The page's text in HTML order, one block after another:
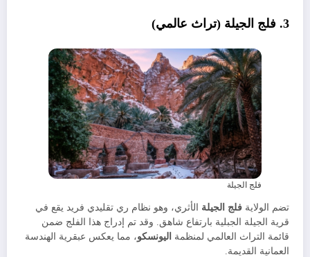
​3. فلج الجيلة (تراث عالمي)
فلج الجيلة
​تضم الولاية فلج الجيلة الأثري، وهو نظام ري تقليدي فريد يقع في
قرية الجيلة الجبلية بارتفاع شاهق. وقد تم إدراج هذا الفلج ضمن
قائمة التراث العالمي لمنظمة اليونسكو، مما يعكس عبقرية الهندسة
العمانية القديمة.